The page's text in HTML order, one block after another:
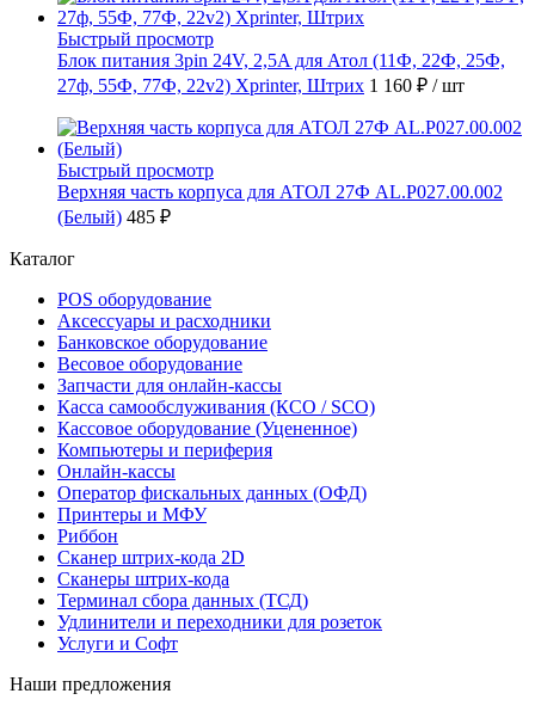
Быстрый просмотр
Блок питания 3pin 24V, 2,5A для Атол (11Ф, 22Ф, 25Ф,
27ф, 55Ф, 77Ф, 22v2) Xprinter, Штрих 1 160 ₽ / шт
Быстрый просмотр
Верхняя часть корпуса для АТОЛ 27Ф AL.P027.00.002
(Белый) 485 ₽
Каталог
POS оборудование
Аксессуары и расходники
Банковское оборудование
Весовое оборудование
Запчасти для онлайн-кассы
Касса самообслуживания (КСО / SCO)
Кассовое оборудование (Уцененное)
Компьютеры и периферия
Онлайн-кассы
Оператор фискальных данных (ОФД)
Принтеры и МФУ
Риббон
Сканер штрих-кода 2D
Сканеры штрих-кода
Терминал сбора данных (ТСД)
Удлинители и переходники для розеток
Услуги и Софт
Наши предложения